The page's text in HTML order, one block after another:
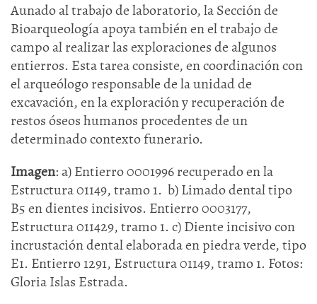
Aunado al trabajo de laboratorio, la Sección de
Bioarqueología apoya también en el trabajo de
campo al realizar las exploraciones de algunos
entierros. Esta tarea consiste, en coordinación con
el arqueólogo responsable de la unidad de
excavación, en la exploración y recuperación de
restos óseos humanos procedentes de un
determinado contexto funerario.
Imagen: a) Entierro 0001996 recuperado en la
Estructura 01149, tramo 1. b) Limado dental tipo
B5 en dientes incisivos. Entierro 0003177,
Estructura 011429, tramo 1. c) Diente incisivo con
incrustación dental elaborada en piedra verde, tipo
E1. Entierro 1291, Estructura 01149, tramo 1. Fotos:
Gloria Islas Estrada.